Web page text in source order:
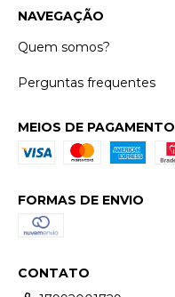
NAVEGAÇÃO
Quem somos?
Perguntas frequentes
MEIOS DE PAGAMENTO
FORMAS DE ENVIO
CONTATO